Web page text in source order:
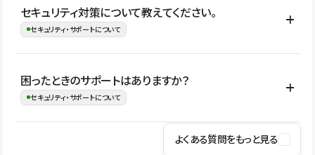
はい。CMSやコンポーネントを活用して更新範囲を設計しておく
ことで、デザインを崩しにくい状態で運用できます。 さらにコン
ながらレイアウトに影響を与えずに更新作業を進めやすくなりま
す。
セキュリティ対策について教えてください。
セキュリティ・サポートについて
Studioでは、公開サイトやサービスを安全に利用できるよう、通信
の暗号化、データ保護、アクセス管理、脆弱性対策など、複数の観
はSSL/TLSによる通信暗号化に対応しており、悪質なスクリプトの
困ったときのサポートはありますか？
セキュリティ・サポートについて
操作方法や機能については、ヘルプセンターでご確認いただけま
よくある質問をもっと見る